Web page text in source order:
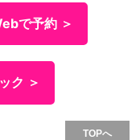
で予約 ＞
ク ＞
TOPへ